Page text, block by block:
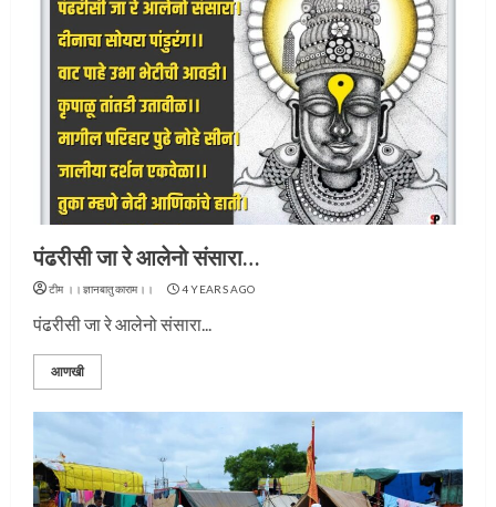
पंढरीसी जा रे आलेनो संसारा…
टीम ।।ज्ञानबातुकाराम।। 4 YEARS AGO
पंढरीसी जा रे आलेनो संसारा...
आणखी